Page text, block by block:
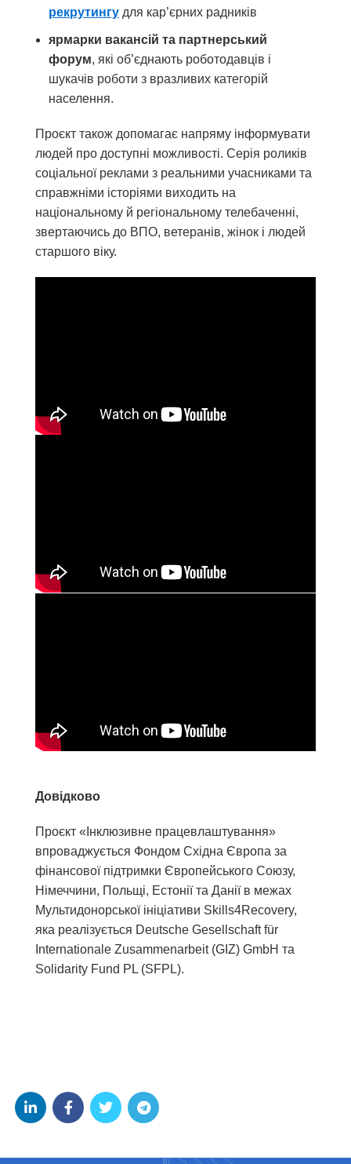
рекрутингу для кар’єрних радників
ярмарки вакансій та партнерський
форум, які об’єднають роботодавців і
шукачів роботи з вразливих категорій
населення.
Проєкт також допомагає напряму інформувати
людей про доступні можливості. Серія роликів
соціальної реклами з реальними учасниками та
справжніми історіями виходить на
національному й регіональному телебаченні,
звертаючись до ВПО, ветеранів, жінок і людей
старшого віку.
Довідково
Проєкт «Інклюзивне працевлаштування»
впроваджується Фондом Східна Європа за
фінансової підтримки Європейського Союзу,
Німеччини, Польщі, Естонії та Данії в межах
Мультидонорської ініціативи Skills4Recovery,
яка реалізується Deutsche Gesellschaft für
Internationale Zusammenarbeit (GIZ) GmbH та
Solidarity Fund PL (SFPL).